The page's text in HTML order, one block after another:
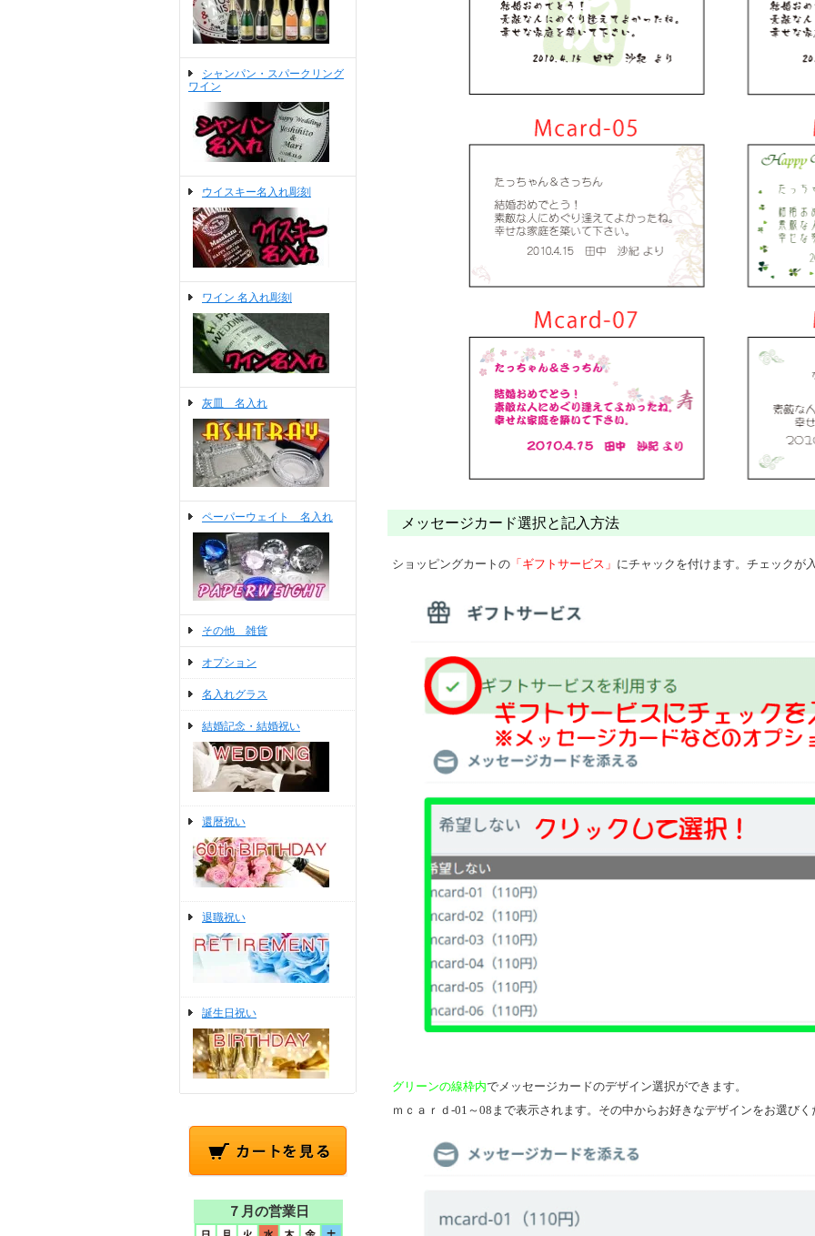
シャンパン・スパークリング
ワイン
ウイスキー名入れ彫刻
ワイン 名入れ彫刻
灰皿 名入れ
ペーパーウェイト 名入れ
その他 雑貨
オプション
名入れグラス
結婚記念・結婚祝い
還暦祝い
退職祝い
誕生日祝い
７月の営業日
メッセージカード選択と記入方法
ショッピングカートの 「ギフトサービス」 にチャックを付けます。チェックが
グリーンの線枠内でメッセージカードのデザイン選択ができます。
ｍｃａｒｄ-01～08まで表示されます。その中からお好きなデザインをお選びく